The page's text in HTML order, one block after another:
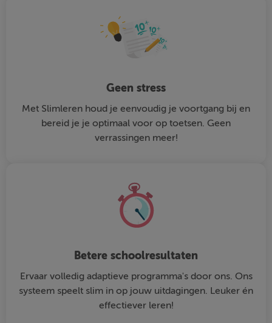
Geen stress
Met Slimleren houd je eenvoudig je voortgang bij en
bereid je je optimaal voor op toetsen. Geen
verrassingen meer!
Betere schoolresultaten
Ervaar volledig adaptieve programma's door ons. Ons
systeem speelt slim in op jouw uitdagingen. Leuker én
effectiever leren!